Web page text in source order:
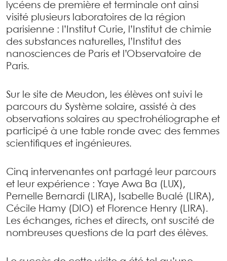
lycéens de première et terminale ont ainsi
visité plusieurs laboratoires de la région
parisienne : l’Institut Curie, l’Institut de chimie
des substances naturelles, l’Institut des
nanosciences de Paris et l’Observatoire de
Paris.
Sur le site de Meudon, les élèves ont suivi le
parcours du Système solaire, assisté à des
observations solaires au spectrohéliographe et
participé à une table ronde avec des femmes
scientifiques et ingénieures.
Cinq intervenantes ont partagé leur parcours
et leur expérience : Yaye Awa Ba (LUX),
Pernelle Bernardi (LIRA), Isabelle Bualé (LIRA),
Cécile Hamy (DIO) et Florence Henry (LIRA).
Les échanges, riches et directs, ont suscité de
nombreuses questions de la part des élèves.